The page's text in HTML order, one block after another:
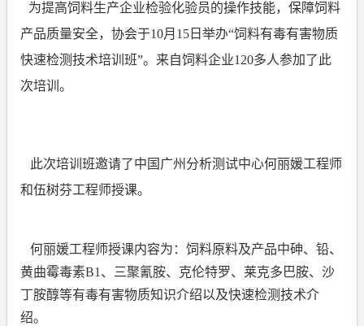
为提高饲料生产企业检验化验员的操作技能，保障饲料
产品质量安全，协会于10月 15 日举办“饲料有毒有害物质
快速检测技术培训班”。来自饲料企业120多人参加了此
次培训。
此次培训班邀请了中国广州分析测试中心何丽媛工程师
和伍树芬工程师授课。
何丽媛工程师授课内容为：饲料原料及产品中砷、铅、
黄曲霉毒素B1、三聚氰胺、克伦特罗、莱克多巴胺、沙
丁胺醇等有毒有害物质知识介绍以及快速检测技术介
绍。